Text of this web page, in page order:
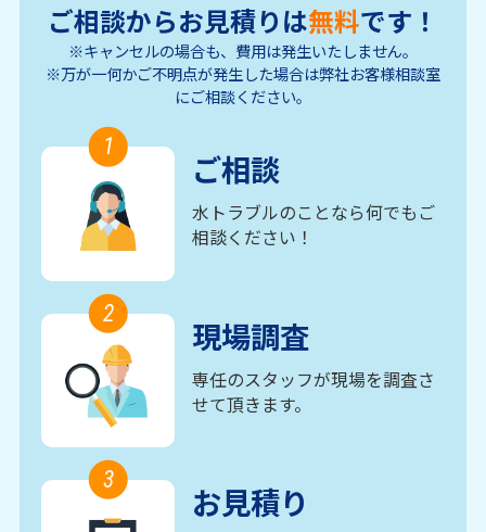
ご相談からお見積りは無料です！
※キャンセルの場合も、費用は発生いたしません。
※万が一何かご不明点が発生した場合は弊社お客様相談室
にご相談ください。
1
ご相談
水トラブルのことなら何でもご
相談ください！
2
現場調査
専任のスタッフが現場を調査さ
せて頂きます。
3
お見積り